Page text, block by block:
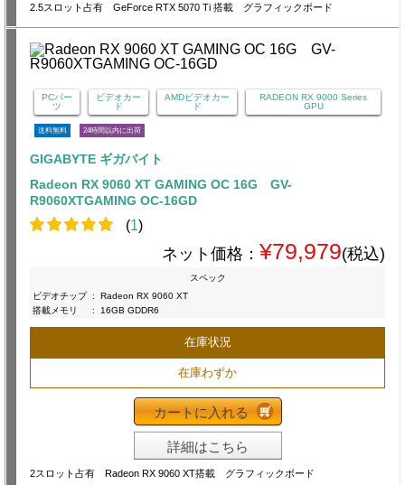
2.5スロット占有 GeForce RTX 5070 Ti 搭載 グラフィックボード
PCパー
ツ
ビデオカー
ド
AMDビデオカー
ド
RADEON RX 9000 Series
GPU
送料無料 24時間以内に出荷
GIGABYTE ギガバイト
Radeon RX 9060 XT GAMING OC 16G GV-
R9060XTGAMING OC-16GD
(1)
ネット価格： ¥79,979(税込)
スペック
ビデオチップ :
Radeon RX 9060 XT
搭載メモリ
: 16GB GDDR6
在庫状況
在庫わずか
カートに入れる
詳細はこちら
2スロット占有 Radeon RX 9060 XT搭載 グラフィックボード